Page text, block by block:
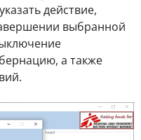
действие,
выбранной
а также